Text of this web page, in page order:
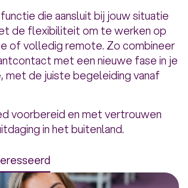
die aansluit bij jouw situatie
de flexibiliteit om te werken op
of volledig remote. Zo combineer
met een nieuwe fase in je
met de juiste begeleiding vanaf
voorbereid en met vertrouwen
in het buitenland.